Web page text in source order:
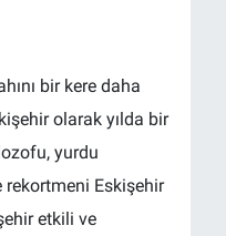
bir kere daha
olarak yılda bir
yurdu
rekortmeni Eskişehir
etkili ve